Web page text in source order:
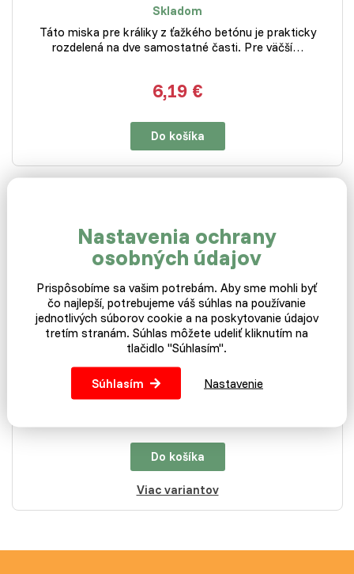
Skladom
Táto miska pre králiky z ťažkého betónu je prakticky
rozdelená na dve samostatné časti. Pre väčší…
6,19 €
Do košíka
Miska pre králiky betónová
- guľatá - 350 ml
Skladom
Miska pre králiky je z ťažkého materiálu a teda odolná
proti prevráteniu a následnému vysypanie…
Do košíka
Viac variantov
Nastavenia ochrany
osobných údajov
Prispôsobíme sa vašim potrebám. Aby sme mohli byť
čo najlepší, potrebujeme váš súhlas na používanie
jednotlivých súborov cookie a na poskytovanie údajov
tretím stranám. Súhlas môžete udeliť kliknutím na
tlačidlo "Súhlasím".
Súhlasím Nastavenie